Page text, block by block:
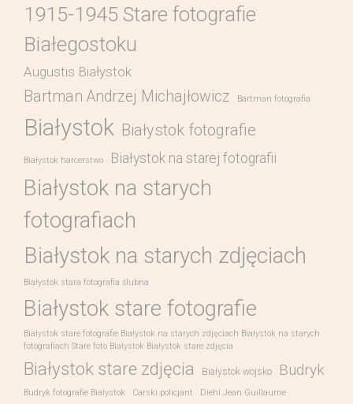
1915-1945 Stare fotografie
Białegostoku
Augustis Białystok
Bartman Andrzej Michajłowicz Bartman fotografia
Białystok Białystok fotografie
Białystok harcerstwo Białystok na starej fotografii
Białystok na starych
fotografiach
Białystok na starych zdjęciach
Białystok stara fotografia ślubna
Białystok stare fotografie
Białystok stare fotografie Białystok na starych zdjęciach Białystok na starych
fotografiach Stare foto Białystok Białystok stare zdjęcia
Białystok stare zdjęcia Białystok wojsko Budryk
Budryk fotografie Białystok Carski policjant Diehl Jean Guillaume